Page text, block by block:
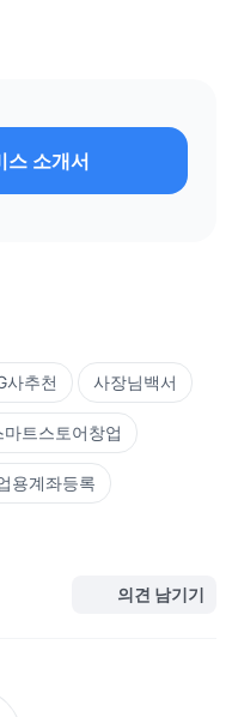
스 소개서
사추천 사장님백서
마트스토어창업
용계좌등록
의견 남기기